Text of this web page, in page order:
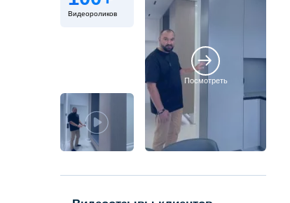
Видеороликов
Посмотреть